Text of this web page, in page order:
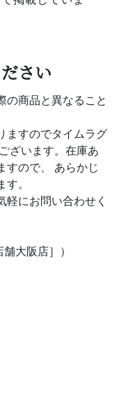
さい
の商品と異なること
ますのでタイムラグ
ざいます。在庫あ
すので、 あらかじ
。
にお問い合わせく
大阪店］）